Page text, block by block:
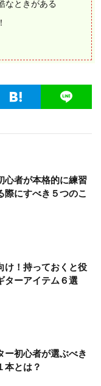
なときがある
心者が本格的に練習
際にすべき５つのこ
け！持っておくと役
ターアイテム６選
ー初心者が選ぶべき
本とは？